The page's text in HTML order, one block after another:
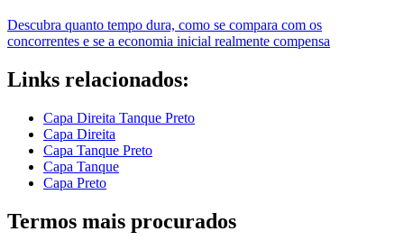
Descubra quanto tempo dura, como se compara com os
concorrentes e se a economia inicial realmente compensa
Links relacionados:
Capa Direita Tanque Preto
Capa Direita
Capa Tanque Preto
Capa Tanque
Capa Preto
Termos mais procurados